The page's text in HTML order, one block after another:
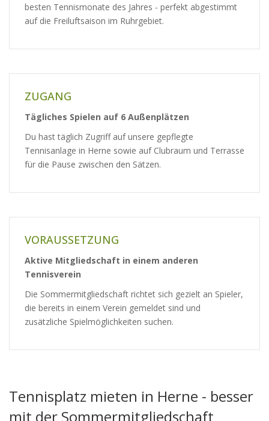
besten Tennismonate des Jahres - perfekt abgestimmt
auf die Freiluftsaison im Ruhrgebiet.
ZUGANG
Tägliches Spielen auf 6 Außenplätzen
Du hast täglich Zugriff auf unsere gepflegte
Tennisanlage in Herne sowie auf Clubraum und Terrasse
für die Pause zwischen den Sätzen.
VORAUSSETZUNG
Aktive Mitgliedschaft in einem anderen
Tennisverein
Die Sommermitgliedschaft richtet sich gezielt an Spieler,
die bereits in einem Verein gemeldet sind und
zusätzliche Spielmöglichkeiten suchen.
Tennisplatz mieten in Herne - besser
mit der Sommermitgliedschaft